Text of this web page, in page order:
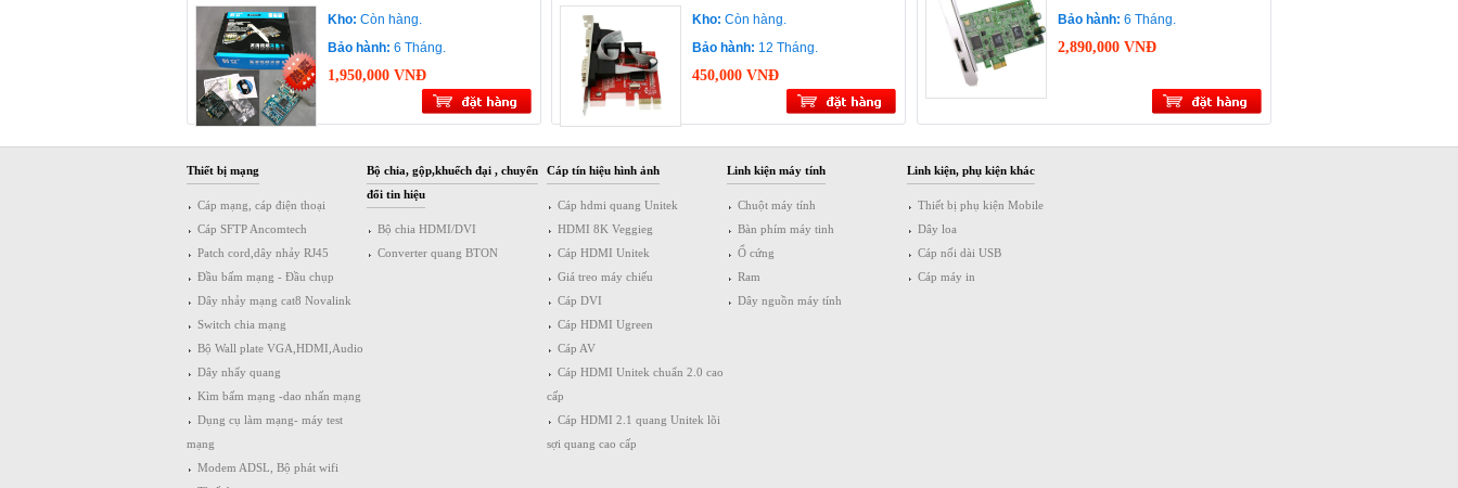
Kho: Còn hàng.
Bảo hành: 6 Tháng.
1,950,000 VNĐ
Kho: Còn hàng.
Bảo hành: 12 Tháng.
450,000 VNĐ
Bảo hành: 6 Tháng.
2,890,000 VNĐ
Thiết bị mạng
Cáp mạng, cáp điện thoại
Cáp SFTP Ancomtech
Patch cord,dây nhảy RJ45
Đầu bấm mạng - Đầu chụp
Dây nhảy mạng cat8 Novalink
Switch chia mạng
Bộ Wall plate VGA,HDMI,Audio
Dây nhẩy quang
Kìm bấm mạng -dao nhấn mạng
Dụng cụ làm mạng- máy test
mạng
Modem ADSL, Bộ phát wifi
Bộ chia, gộp,khuếch đại , chuyển
đổi tin hiệu
Bộ chia HDMI/DVI
Converter quang BTON
Cáp tín hiệu hình ảnh
Cáp hdmi quang Unitek
HDMI 8K Veggieg
Cáp HDMI Unitek
Giá treo máy chiếu
Cáp DVI
Cáp HDMI Ugreen
Cáp AV
Cáp HDMI Unitek chuẩn 2.0 cao
cấp
Cáp HDMI 2.1 quang Unitek lõi
sợi quang cao cấp
Linh kiện máy tính
Chuột máy tính
Bàn phím máy tinh
Ổ cứng
Ram
Dây nguồn máy tính
Linh kiện, phụ kiện khác
Thiết bị phụ kiện Mobile
Dây loa
Cáp nối dài USB
Cáp máy in